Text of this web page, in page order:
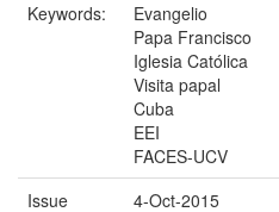
Keywords:
Evangelio
Papa Francisco
Iglesia Católica
Visita papal
Cuba
EEI
FACES-UCV
Issue
4-Oct-2015